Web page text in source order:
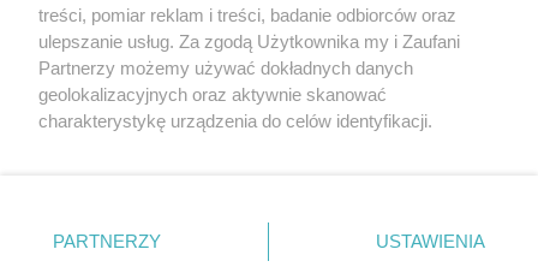
treści, pomiar reklam i treści, badanie odbiorców oraz
ulepszanie usług. Za zgodą Użytkownika my i Zaufani
Partnerzy możemy używać dokładnych danych
geolokalizacyjnych oraz aktywnie skanować
charakterystykę urządzenia do celów identyfikacji.
zmienić/wycofać klikając przycisk ustawień prywatności
znajdujący się w lewym dolnym rogu strony
PARTNERZY USTAWIENIA